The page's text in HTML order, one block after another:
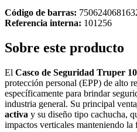
Código de barras:
Referencia interna: 101256
Sobre este producto
El Casco de Seguridad Truper
protección personal (EPP) de alto
específicamente para brindar
industria general. Su principal
activa y su diseño tipo cachucha,
impactos verticales manteniendo la